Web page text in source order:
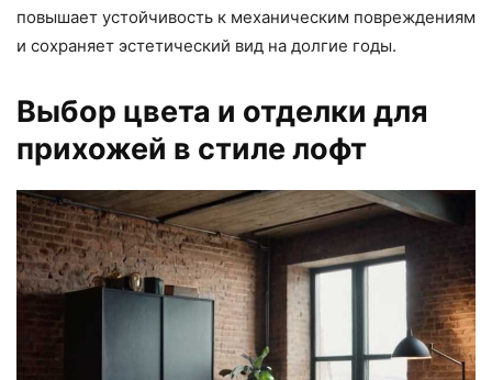
повышает устойчивость к механическим повреждениям
и сохраняет эстетический вид на долгие годы.
Выбор цвета и отделки для
прихожей в стиле лофт